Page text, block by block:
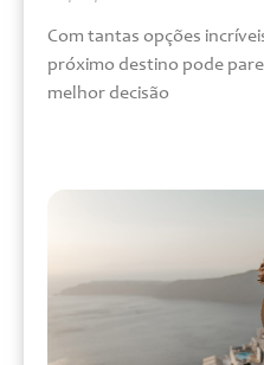
Com tantas opções
próximo destino pode
melhor decisão